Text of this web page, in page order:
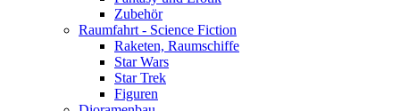
Zubehör
Raumfahrt - Science Fiction
Raketen, Raumschiffe
Star Wars
Star Trek
Figuren